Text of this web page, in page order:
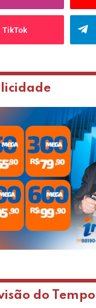
TikTok
do Tempo